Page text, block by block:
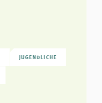
JUGENDLICHE